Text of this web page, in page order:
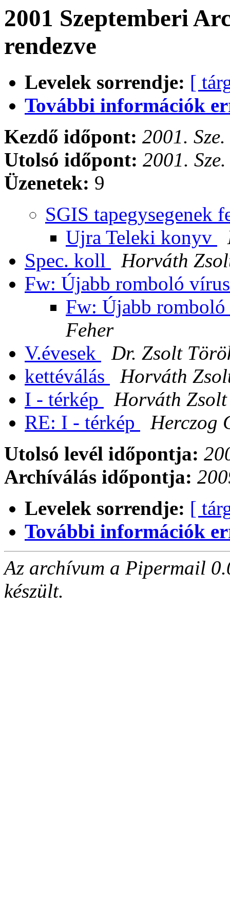
2001 Szeptemberi
rendezve
Levelek sorrendje: [
További információk
Kezdő időpont: 2001.
Utolsó időpont: 2001.
Üzenetek: 9
SGIS tapegysegenek
Ujra Teleki konyv
Spec. koll
Horváth
Fw: Újabb romboló
Fw: Újabb
Feher
V.évesek
Dr. Zsolt
kettéválás
Horváth
I - térkép
Horváth Zsolt
RE: I - térkép
Herczog
Utolsó levél időpontja:
Archíválás időpontja:
Levelek sorrendje: [
További információk
Az archívum a Pipermail
készült.